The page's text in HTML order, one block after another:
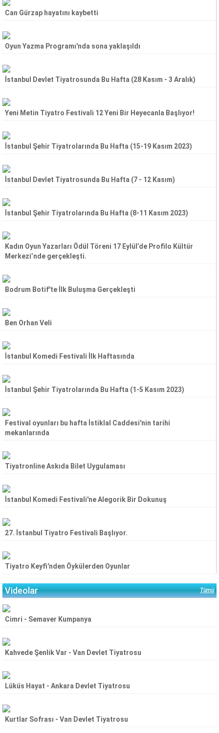
Can Gürzap hayatını kaybetti
Oyun Yazma Programı'nda sona yaklaşıldı
İstanbul Devlet Tiyatrosunda Bu Hafta (28 Kasım - 3 Aralık)
Yeni Metin Tiyatro Festivali 12 Yeni Bir Heyecanla Başlıyor!
İstanbul Şehir Tiyatrolarında Bu Hafta (15-19 Kasım 2023)
İstanbul Devlet Tiyatrosunda Bu Hafta (7 - 12 Kasım)
İstanbul Şehir Tiyatrolarında Bu Hafta (8-11 Kasım 2023)
Kadın Oyun Yazarları Ödül Töreni 17 Eylül’de Profilo Kültür
Merkezi’nde gerçekleşti.
Bodrum Botif'te İlk Buluşma Gerçekleşti
Ben Orhan Veli
İstanbul Komedi Festivali İlk Haftasında
İstanbul Şehir Tiyatrolarında Bu Hafta (1-5 Kasım 2023)
Festival oyunları bu hafta İstiklal Caddesi'nin tarihi
mekanlarında
Tiyatronline Askıda Bilet Uygulaması
İstanbul Komedi Festivali'ne Alegorik Bir Dokunuş
27. İstanbul Tiyatro Festivali Başlıyor.
Tiyatro Keyfi'nden Öykülerden Oyunlar
Videolar Tümü
Cimri - Semaver Kumpanya
Kahvede Şenlik Var - Van Devlet Tiyatrosu
Lüküs Hayat - Ankara Devlet Tiyatrosu
Kurtlar Sofrası - Van Devlet Tiyatrosu